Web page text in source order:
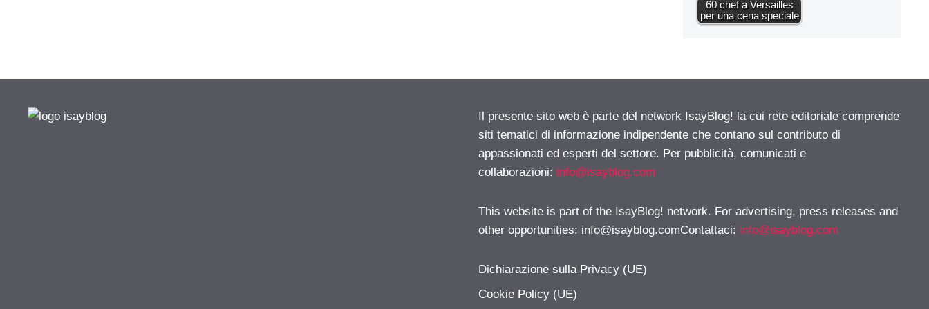
60 chef a Versailles
per una cena speciale
Il presente sito web è parte del network IsayBlog! la cui rete editoriale comprende
siti tematici di informazione indipendente che contano sul contributo di
appassionati ed esperti del settore. Per pubblicità, comunicati e
collaborazioni: info@isayblog.com
This website is part of the IsayBlog! network. For advertising, press releases and
other opportunities: info@isayblog.comContattaci: info@isayblog.com
Dichiarazione sulla Privacy (UE)
Cookie Policy (UE)